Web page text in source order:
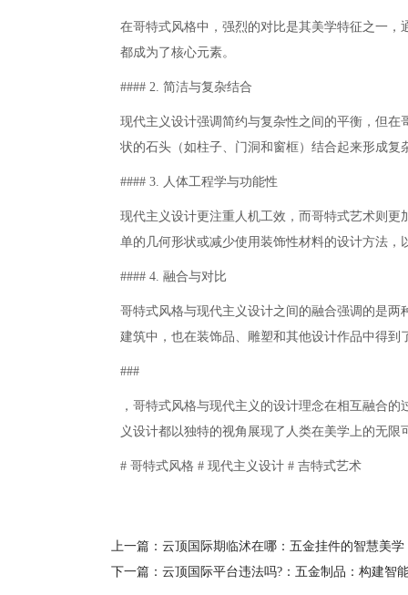
在哥特式风格中，强烈的对比是其美学特征之一
都成为了核心元素。
#### 2. 简洁与复杂结合
现代主义设计强调简约与复杂性之间的平衡，但
状的石头（如柱子、门洞和窗框）结合起来形成复
#### 3. 人体工程学与功能性
现代主义设计更注重人机工效，而哥特式艺术则
单的几何形状或减少使用装饰性材料的设计方法，
#### 4. 融合与对比
哥特式风格与现代主义设计之间的融合强调的是
建筑中，也在装饰品、雕塑和其他设计作品中得到
###
，哥特式风格与现代主义的设计理念在相互融合
义设计都以独特的视角展现了人类在美学上的无
# 哥特式风格 # 现代主义设计 # 吉特式艺术
上一篇：云顶国际期临沭在哪：五金挂件的智慧美
下一篇：云顶国际平台违法吗?：五金制品：构建智